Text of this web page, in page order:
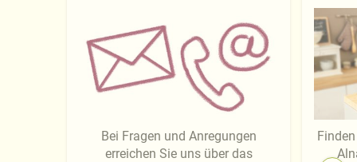
Bei Fragen und Anregungen
erreichen Sie uns über das